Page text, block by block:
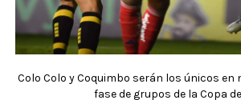
Colo Colo y Coquimbo serán los únicos
fase de grupos de la Copa